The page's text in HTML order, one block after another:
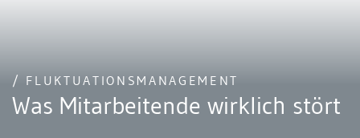
/ FLUKTUATIONSMANAGEMENT
Was Mitarbeitende wirklich stört